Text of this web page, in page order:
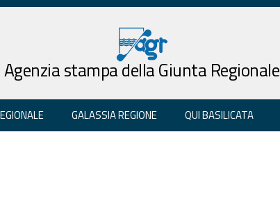
Agenzia stampa della Giunta Regionale
GALASSIA REGIONE QUI BASILICATA